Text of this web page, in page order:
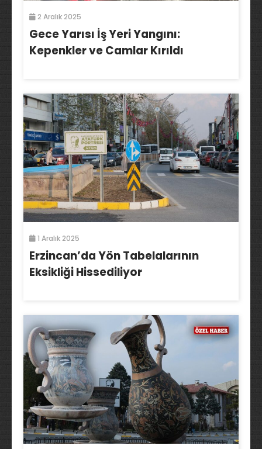
2 Aralık 2025
Gece Yarısı İş Yeri Yangını:
Kepenkler ve Camlar Kırıldı
1 Aralık 2025
Erzincan’da Yön Tabelalarının
Eksikliği Hissediliyor